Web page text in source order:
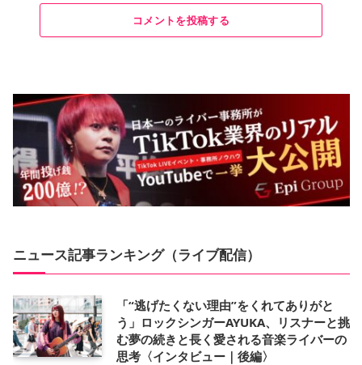
コメントを投稿する
ニュース記事ランキング（ライブ配信）
「“逃げたくない理由”をくれてありがと
う」ロックシンガーAYUKA、リスナーと挑
む夢の続きと長く愛される音楽ライバーの
思考〈インタビュー｜後編〉